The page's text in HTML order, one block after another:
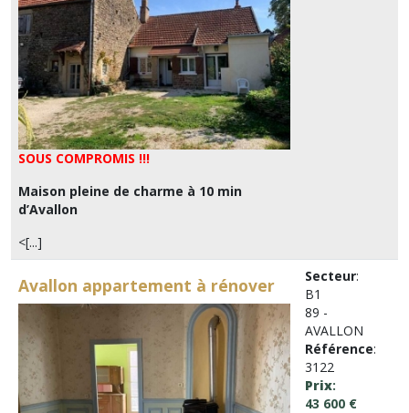
SOUS COMPROMIS !!!
Maison pleine de charme à 10 min
d’Avallon
<[...]
Avallon appartement à rénover Secteur:
B1
89 -
AVALLON
Référence:
3122
Prix:
43 600 €